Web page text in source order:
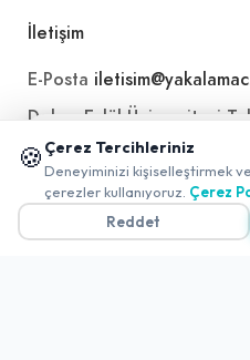
İletişim
E-Posta
Dokuz Eylül Üniversitesi
Doğuş Cad. No:207 Z İç
🍪 Çerez Tercihleriniz
Deneyiminizi kişiselleştirmek
çerezler kullanıyoruz. Çerez
Reddet
📱 Mobil uygulamamızı